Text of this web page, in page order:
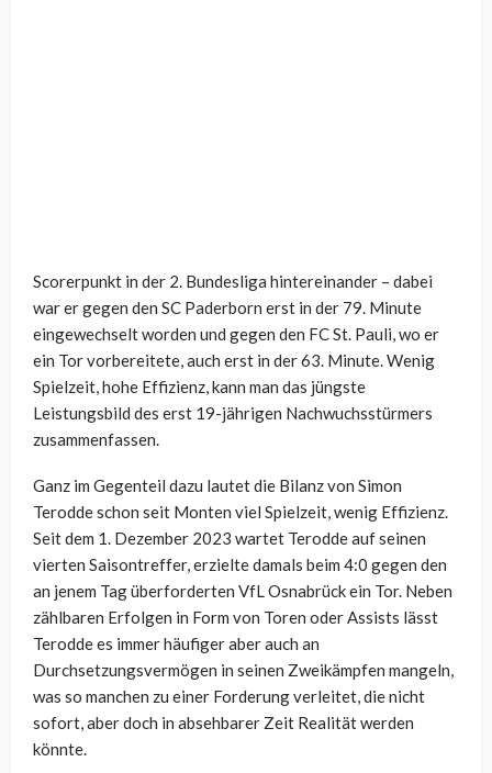
Scorerpunkt in der 2. Bundesliga hintereinander – dabei
war er gegen den SC Paderborn erst in der 79. Minute
eingewechselt worden und gegen den FC St. Pauli, wo er
ein Tor vorbereitete, auch erst in der 63. Minute. Wenig
Spielzeit, hohe Effizienz, kann man das jüngste
Leistungsbild des erst 19-jährigen Nachwuchsstürmers
zusammenfassen.
Ganz im Gegenteil dazu lautet die Bilanz von Simon
Terodde schon seit Monten viel Spielzeit, wenig Effizienz.
Seit dem 1. Dezember 2023 wartet Terodde auf seinen
vierten Saisontreffer, erzielte damals beim 4:0 gegen den
an jenem Tag überforderten VfL Osnabrück ein Tor. Neben
zählbaren Erfolgen in Form von Toren oder Assists lässt
Terodde es immer häufiger aber auch an
Durchsetzungsvermögen in seinen Zweikämpfen mangeln,
was so manchen zu einer Forderung verleitet, die nicht
sofort, aber doch in absehbarer Zeit Realität werden
könnte.